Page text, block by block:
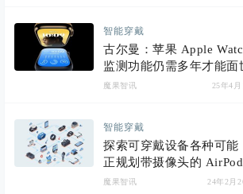
智能穿戴
古尔曼：苹果 Apple
监测功能仍需多年才能面
魔果智讯 25年4月
智能穿戴
探索可穿戴设备各种可能
正规划带摄像头的
魔果智讯 24年2月